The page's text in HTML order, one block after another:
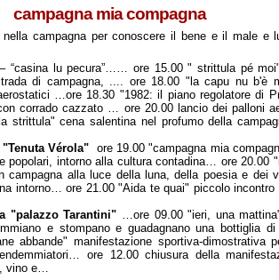
campagna mia compagna
nella campagna per conoscere il bene e il male e
“casina lu pecura”…… ore 15.00 " strittula pé
di campagna, .... ore 18.00 "la capu nu b'è
…ore 18.30 "1982: il piano regolatore di
corrado cazzato … ore 20.00 lancio dei palloni
strittula" cena salentina nel profumo della
Vérola" ore 19.00 "campagna mia
popolari, intorno alla cultura contadina… ore 20.00
campagna alla luce della luna, della poesia e dei
intorno… ore 21.00 "Aida te quai" piccolo incontro
"palazzo Tarantini" …ore 09.00 "ieri, una
e stompano e guadagnano una bottiglia
abbande" manifestazione sportiva-dimostrativa
ore 12.00 chiusura della
vino e…